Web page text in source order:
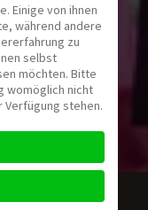
Einige von ihnen
während andere
zu
selbst
möchten. Bitte
womöglich nicht
stehen.